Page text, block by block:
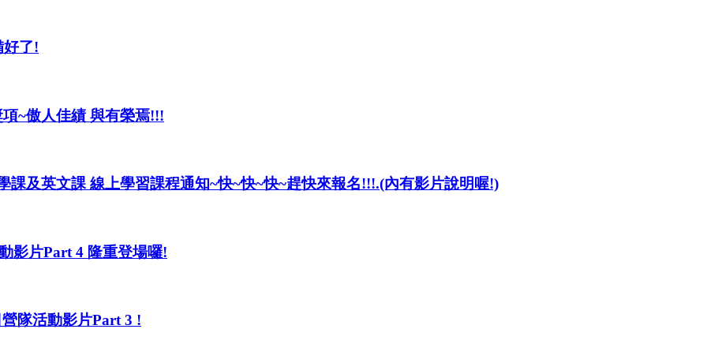
好了!
~傲人佳績 與有榮焉!!!
課及英文課 線上學習課程通知~快~快~快~趕快來報名!!!.(內有影片說明喔!)
影片Part 4 隆重登場囉!
隊活動影片Part 3 !